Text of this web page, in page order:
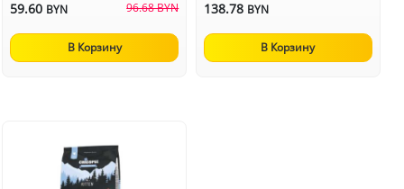
59.60 BYN 96.68 BYN
В Корзину
138.78 BYN
В Корзину